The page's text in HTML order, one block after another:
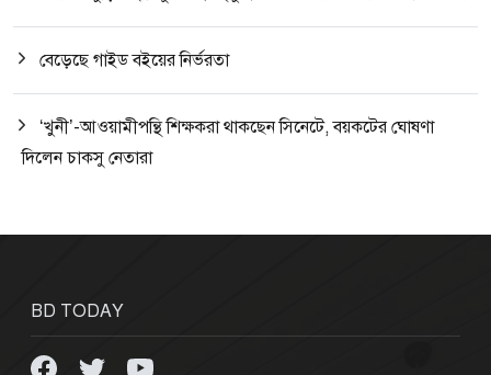
বেড়েছে গাইড বইয়ের নির্ভরতা
‘খুনী’-আওয়ামীপন্থি শিক্ষকরা থাকছেন সিনেটে, বয়কটের ঘোষণা
দিলেন চাকসু নেতারা
BD TODAY